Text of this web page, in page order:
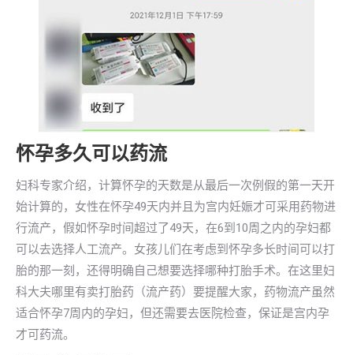
怀孕多久可以药流
妇科专家介绍，计算怀孕的天数是从最后一次例假的第一天开
始计算的，女性在怀孕49天内并且为宫内妊娠才可采用药物进
行流产，假如怀孕时间超过了49天，在6到10周之内的孕妇都
可以去选择人工流产。女孩儿们在考虑到怀孕多长时间可以打
胎的那一刻，还得明确自己想要选择哪种打胎手术。在这里妇
科大夫哪里有卖打胎药（流产药）要提醒大家，药物流产虽然
适合怀孕7周内的孕妇，但还需要去医院检查，保证是宫内孕
才可药流。